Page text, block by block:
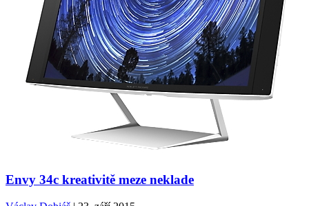
Envy 34c kreativitě meze neklade